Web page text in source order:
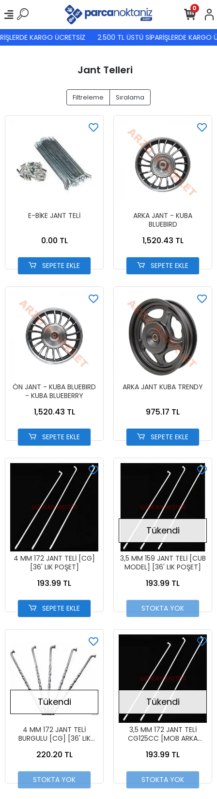
KARGO ÜCRETSİZ 2.500 TL ÜSTÜ SİPARİŞLERDE KARGO
0
Jant Telleri
Filtreleme Sıralama
E-BİKE JANT TELİ
0.00 TL
SEPETE EKLE
ARKA JANT - KUBA
BLUEBIRD
1,520.43 TL
SEPETE EKLE
ÖN JANT - KUBA BLUEBIRD
- KUBA BLUEBERRY
1,520.43 TL
SEPETE EKLE
ARKA JANT KUBA TRENDY
975.17 TL
SEPETE EKLE
4 MM 172 JANT TELİ [CG]
[36' LIK POŞET]
193.99 TL
SEPETE EKLE
Tükendi
3,5 MM 159 JANT TELİ [CUB
MODEL] [36' LIK POŞET]
193.99 TL
STOKTA YOK
Tükendi
4 MM 172 JANT TELİ
BURGULU [CG] [36' LIK
220.20 TL
STOKTA YOK
Tükendi
3,5 MM 172 JANT TELİ
CG125CC [MOB ARKA
193.99 TL
STOKTA YOK